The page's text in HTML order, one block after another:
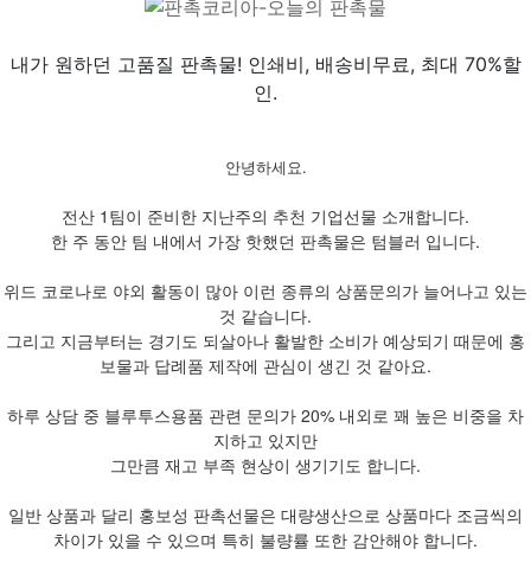
내가 원하던 고품질 판촉물! 인쇄비, 배송비무료, 최대 70%할
인.
안녕하세요.
전산 1팀이 준비한 지난주의 추천 기업선물 소개합니다.
한 주 동안 팀 내에서 가장 핫했던 판촉물은 텀블러 입니다.
위드 코로나로 야외 활동이 많아 이런 종류의 상품문의가 늘어나고 있는
것 같습니다.
그리고 지금부터는 경기도 되살아나 활발한 소비가 예상되기 때문에 홍
보물과 답례품 제작에 관심이 생긴 것 같아요.
하루 상담 중 블루투스용품 관련 문의가 20% 내외로 꽤 높은 비중을 차
지하고 있지만
그만큼 재고 부족 현상이 생기기도 합니다.
일반 상품과 달리 홍보성 판촉선물은 대량생산으로 상품마다 조금씩의
차이가 있을 수 있으며 특히 불량률 또한 감안해야 합니다.